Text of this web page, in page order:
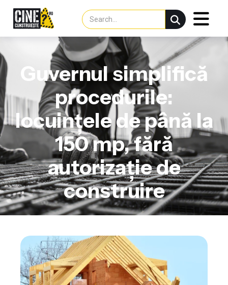
Guvernul simplifică
procedurile:
locuințele de până la
150 mp, fără
autorizație de
construire